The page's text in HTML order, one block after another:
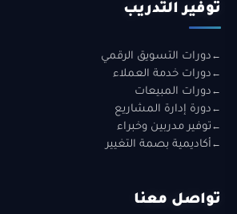
توفير التدريب
دورات التسويق الرقمي
دورات خدمة العملاء
دورات المبيعات
دورة إدارة المشاريع
توفير مدربين وخبراء
أكاديمية بصمة التغيير
تواصل معنا